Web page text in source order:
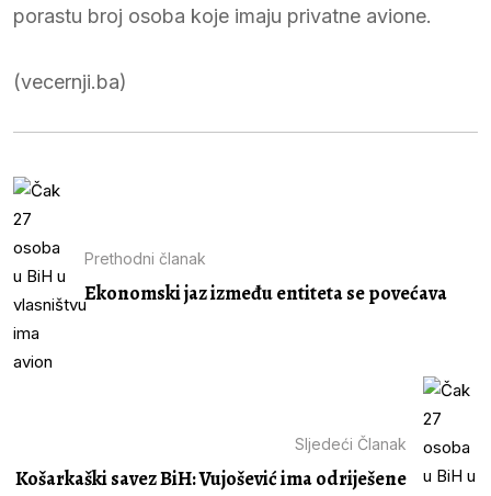
porastu broj osoba koje imaju privatne avione.
(vecernji.ba)
Prethodni članak
Ekonomski jaz između entiteta se povećava
Sljedeći Članak
Košarkaški savez BiH: Vujošević ima odriješene